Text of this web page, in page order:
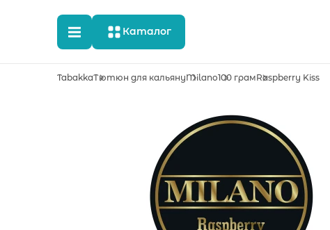
Каталог
TabakkaТютюн для кальянуMilano100 грамRaspberry Kiss